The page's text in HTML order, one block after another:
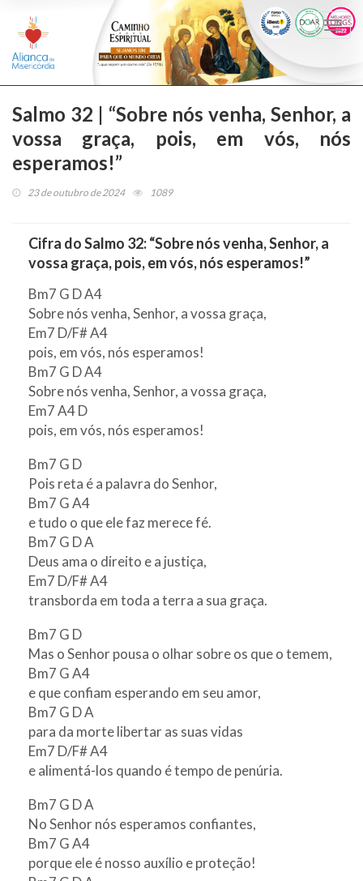
Salmo 32 | “Sobre nós venha, Senhor, a
vossa graça, pois, em vós, nós
esperamos!”
23 de outubro de 2024 1089
Cifra do Salmo 32: “Sobre nós venha, Senhor, a
vossa graça, pois, em vós, nós esperamos!”
Bm7 G D A4
Sobre nós venha, Senhor, a vossa graça,
Em7 D/F# A4
pois, em vós, nós esperamos!
Bm7 G D A4
Sobre nós venha, Senhor, a vossa graça,
Em7 A4 D
pois, em vós, nós esperamos!
Bm7 G D
Pois reta é a palavra do Senhor,
Bm7 G A4
e tudo o que ele faz merece fé.
Bm7 G D A
Deus ama o direito e a justiça,
Em7 D/F# A4
transborda em toda a terra a sua graça.
Bm7 G D
Mas o Senhor pousa o olhar sobre os que o temem,
Bm7 G A4
e que confiam esperando em seu amor,
Bm7 G D A
para da morte libertar as suas vidas
Em7 D/F# A4
e alimentá-los quando é tempo de penúria.
Bm7 G D A
No Senhor nós esperamos confiantes,
Bm7 G A4
porque ele é nosso auxílio e proteção!